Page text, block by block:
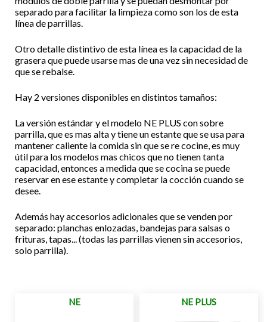
separado para facilitar la limpieza como son los de esta
línea de parrillas.
Otro detalle distintivo de esta línea es la capacidad de la
grasera que puede usarse mas de una vez sin necesidad de
que se rebalse.
Hay 2 versiones disponibles en distintos tamaños:
La versión estándar y el modelo NE PLUS con sobre
parrilla, que es mas alta y tiene un estante que se usa para
mantener caliente la comida sin que se re cocine, es muy
útil para los modelos mas chicos que no tienen tanta
capacidad, entonces a medida que se cocina se puede
reservar en ese estante y completar la cocción cuando se
desee.
Además hay accesorios adicionales que se venden por
separado: planchas enlozadas, bandejas para salsas o
frituras, tapas... (todas las parrillas vienen sin accesorios,
solo parrilla).
NE NE PLUS